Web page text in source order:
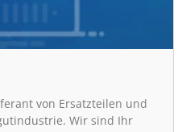
von Ersatzteilen und
Wir sind Ihr